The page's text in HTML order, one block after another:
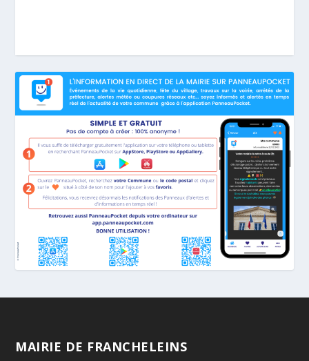
MAIRIE DE FRANCHELEINS